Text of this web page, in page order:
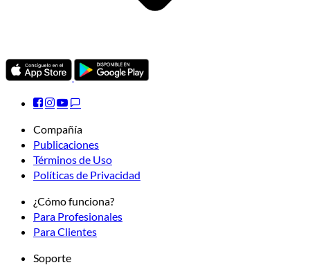
Compañía
Publicaciones
Términos de Uso
Políticas de Privacidad
¿Cómo funciona?
Para Profesionales
Para Clientes
Soporte